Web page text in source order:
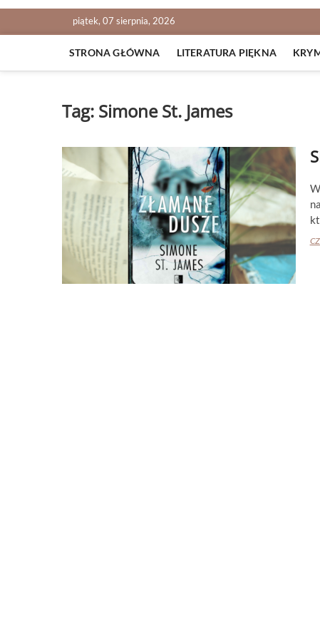
piątek, 07 sierpnia, 2026
STRONA GŁÓWNA LITERATURA PIĘKNA
Tag: Simone St. James